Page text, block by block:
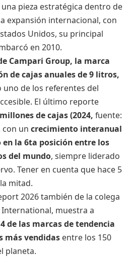
pieza estratégica dentro de
expansión internacional, con
Unidos, su principal
en 2010.
Campari Group, la marca
de cajas anuales de 9 litros,
de los referentes del
El último reporte
de cajas (2024, fuente:
con un crecimiento interanual
en la 6ta posición entre los
del mundo, siempre liderado
Tener en cuenta que hace 5
mitad.
2026 también de la colega
muestra a
de las marcas de tendencia
más vendidas entre los 150
planeta.